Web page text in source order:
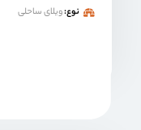
نوع:ویلای ساحلی